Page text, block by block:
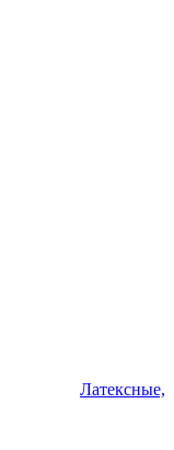
Латексные,